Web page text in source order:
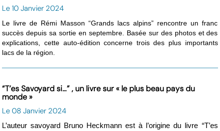
Le 10 Janvier 2024
Le livre de Rémi Masson “Grands lacs alpins” rencontre un franc
succès depuis sa sortie en septembre. Basée sur des photos et des
explications, cette auto-édition concerne trois des plus importants
lacs de la région.
“T’es Savoyard si…” , un livre sur « le plus beau pays du
monde »
Le 08 Janvier 2024
L’auteur savoyard Bruno Heckmann est à l’origine du livre “T’es